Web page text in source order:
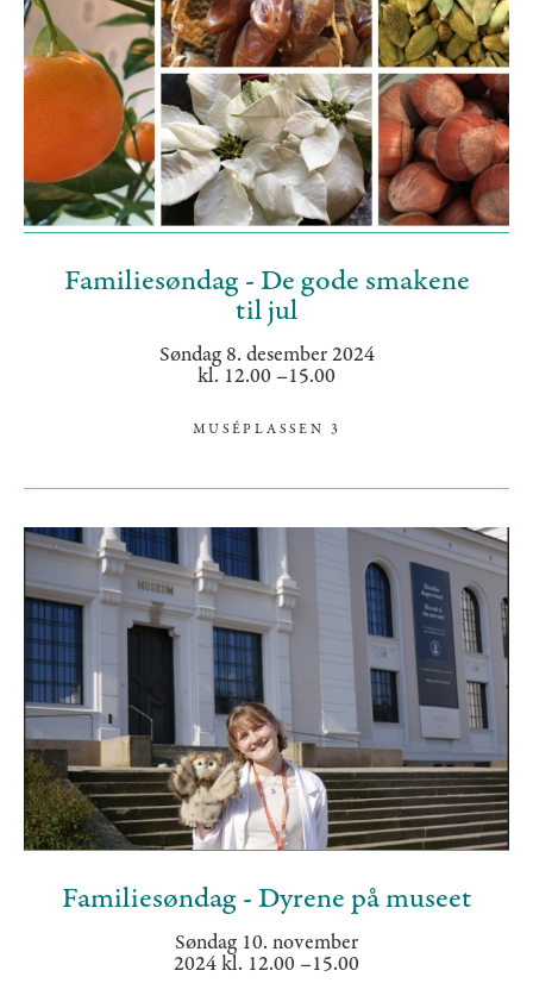
Familiesøndag - De gode smakene
til jul
Søndag 8. desember 2024
kl. 12.00 –15.00
MUSÉPLASSEN 3
Familiesøndag - Dyrene på museet
Søndag 10. november
2024 kl. 12.00 –15.00